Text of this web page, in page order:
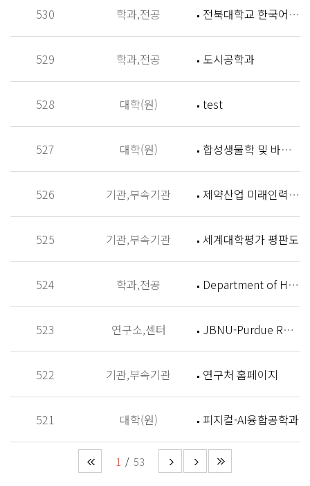
530 학과,전공 전북대학교 한국어학과
529 학과,전공 도시공학과
528 대학(원) test
527 대학(원) 합성생물학 및 바이오신소재개발 연구실 (Synthetic Biology and Biomaterials Lab,SBBL)
526 기관,부속기관 제약산업 미래인력 양성센터 홈페이지
525 기관,부속기관 세계대학평가 평판도
524 학과,전공 Department of History
523 연구소,센터 JBNU-Purdue Research Institute (JPRI)
522 기관,부속기관 연구처 홈페이지
521 대학(원) 피지컬-AI융합공학과
1 53